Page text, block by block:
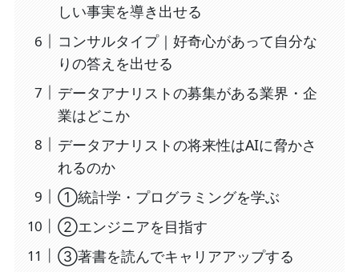
しい事実を導き出せる
コンサルタイプ｜好奇心があって自分な
りの答えを出せる
データアナリストの募集がある業界・企
業はどこか
データアナリストの将来性はAIに脅かさ
れるのか
①統計学・プログラミングを学ぶ
②エンジニアを目指す
③著書を読んでキャリアアップする